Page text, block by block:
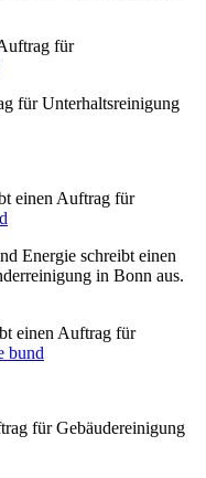
für
für Unterhaltsreinigung
einen Auftrag für
Energie schreibt einen
in Bonn aus.
einen Auftrag für
bund
für Gebäudereinigung